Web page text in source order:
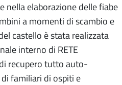
nella elaborazione delle fiabe
a momenti di scambio e
castello è stata realizzata
interno di RETE
recupero tutto auto-
familiari di ospiti e